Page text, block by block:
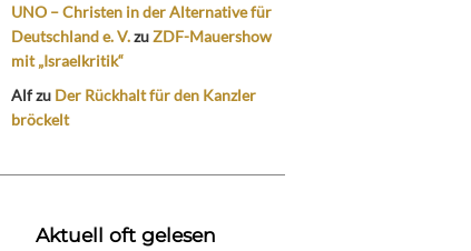
UNO – Christen in der Alternative für
Deutschland e. V.zuZDF-Mauershow
mit „Israelkritik“
Alfzu Der Rückhalt für den Kanzler
bröckelt
Aktuell oft gelesen